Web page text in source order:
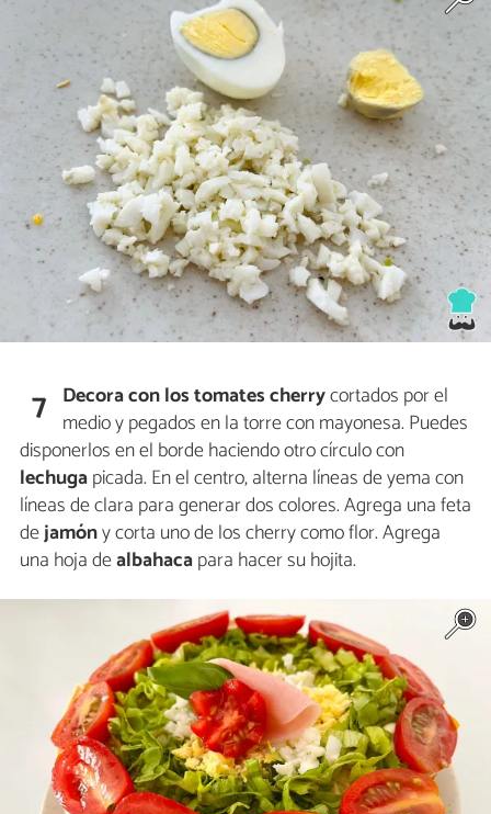
7 Decoracon los tomates cherrycortados por el
medio y pegados en la torre con mayonesa. Puedes
disponerlos en el borde haciendo otro círculo con
lechugapicada. En el centro, alterna líneas de yema con
líneas de clara para generar dos colores. Agrega una feta
dejamóny corta uno de los cherry como flor. Agrega
una hoja dealbahacapara hacer su hojita.